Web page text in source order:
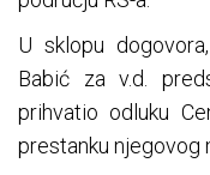
U sklopu
Babić za v.d.
prihvatio odluku
prestanku njegovog